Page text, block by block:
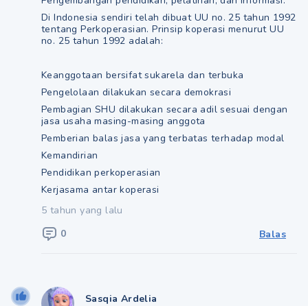
Di Indonesia sendiri telah dibuat UU no. 25 tahun 1992
tentang Perkoperasian. Prinsip koperasi menurut UU
no. 25 tahun 1992 adalah:
Keanggotaan bersifat sukarela dan terbuka
Pengelolaan dilakukan secara demokrasi
Pembagian SHU dilakukan secara adil sesuai dengan
jasa usaha masing-masing anggota
Pemberian balas jasa yang terbatas terhadap modal
Kemandirian
Pendidikan perkoperasian
Kerjasama antar koperasi
5 tahun yang lalu
0
Balas
Sasqia Ardelia